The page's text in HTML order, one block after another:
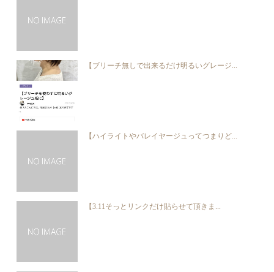
【ブリーチ無しで出来るだけ明るいグレージ...
【ハイライトやバレイヤージュってつまりど...
【3.11そっとリンクだけ貼らせて頂きま...